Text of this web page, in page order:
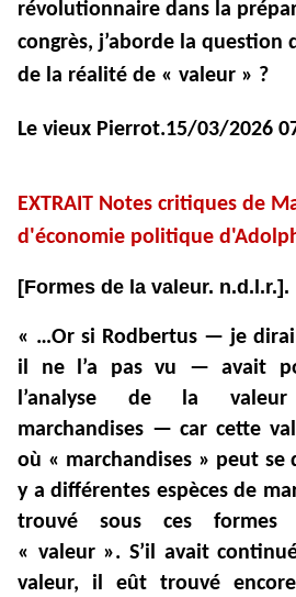
révolutionnaire dans la
congrès, j’aborde la question
de la réalité de « valeur » ?
Le vieux Pierrot.15/03/2026
EXTRAIT Notes critiques de
d'économie politique
[Formes de la valeur. n.d.l.r.].
« …Or si Rodbertus — je
il ne l’a pas vu — avait
l’analyse de la valeur
marchandises — car cette
où « marchandises » peut
y a différentes espèces de
trouvé sous ces formes
« valeur ». S’il avait
valeur, il eût trouvé